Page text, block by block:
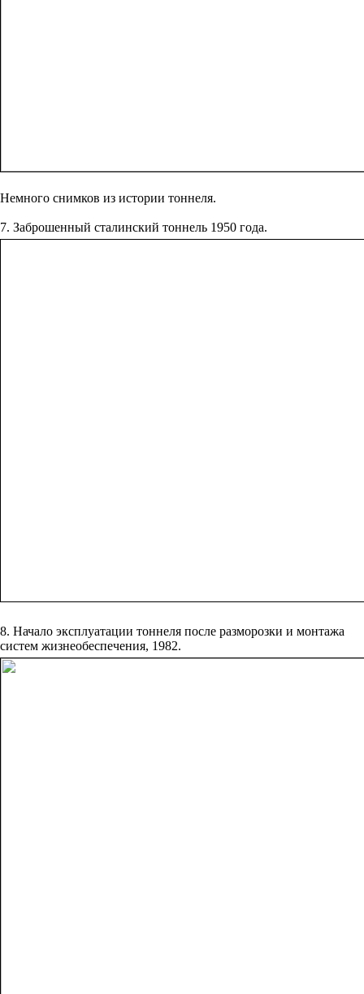
Немного снимков из истории тоннеля.
7. Заброшенный сталинский тоннель 1950 года.
8. Начало эксплуатации тоннеля после разморозки и монтажа
систем жизнеобеспечения, 1982.